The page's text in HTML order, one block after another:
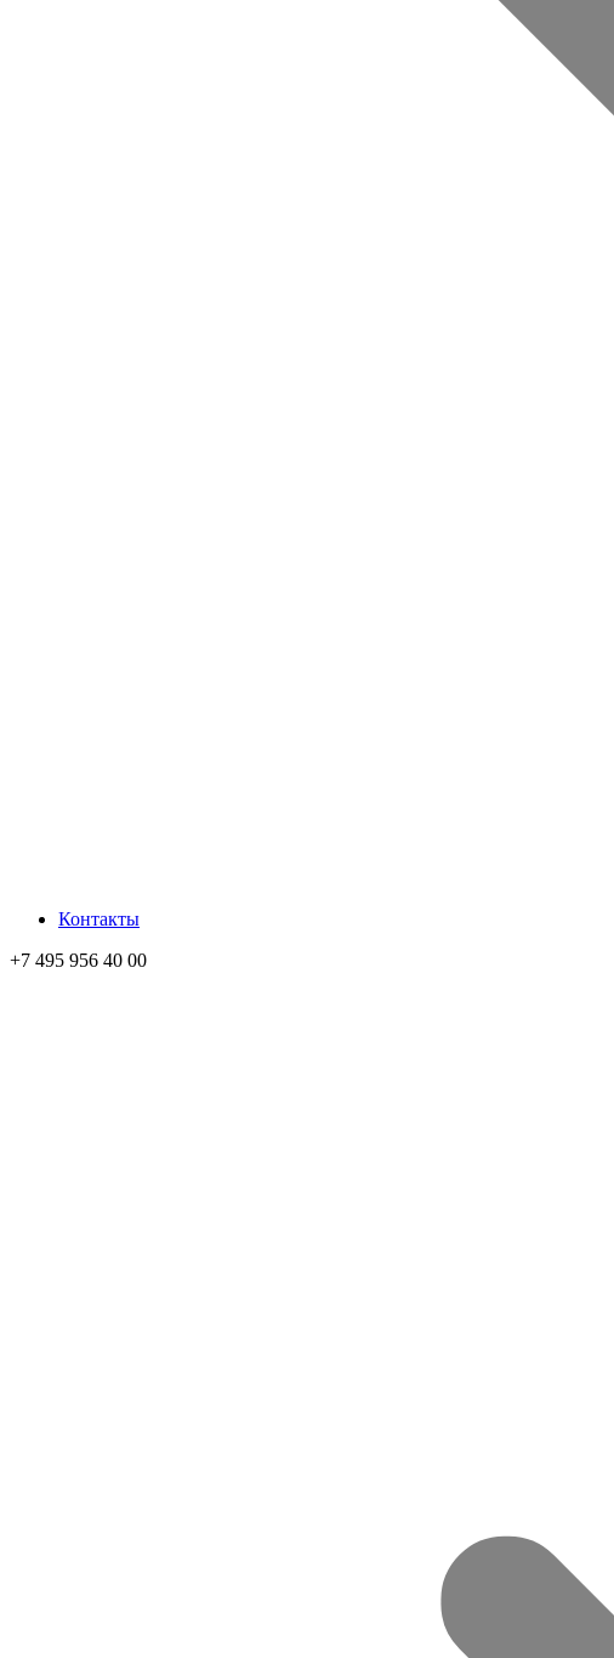
Контакты
+7 495 956 40 00